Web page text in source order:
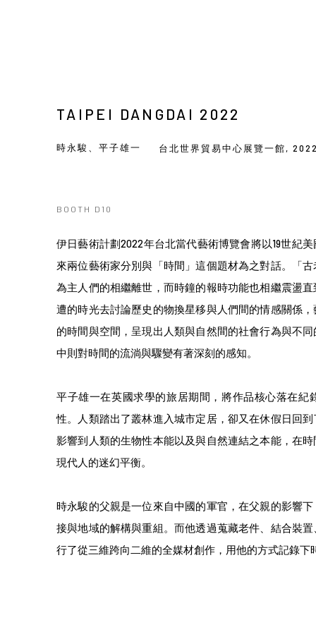
TAIPEI DANGDAI 2022
時永駿、平子雄一 台北世界貿易中心展覽一館,
BOOTH D10
伊日藝術計劃2022年台北當代藝術博覽會將以19世紀
來兩位藝術家分別與「時間」這個題材為之對話。「
為主人們的相繼離世，而時鐘的報時功能也相繼震盪
遭的時光去討論歷史的物換星移與人們間的情感關係
的時間與空間，呈現出人類與自然間的社會行為與不
中則對時間的流淌與驟變有著深刻的感知。
平子雄一在英國求學的旅居期間，將作品核心落在紀
性。人類踏出了叢林進入城市定居，卻又在休假日回
影響到人類的生物性本能以及與自然連結之本能，在
現代人的迷幻平衡。
時永駿的父親是一位來自中國的軍官，在父親的影響
接與地域的解構與重組。而他透過蒐藏老件、結合裝
行了從三維跨向二維的全媒材創作，用他的方式記錄下